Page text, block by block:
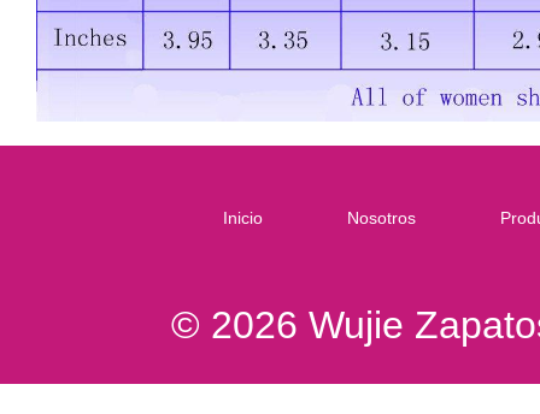
Inicio Nosotros
© 2026 Wujie